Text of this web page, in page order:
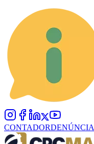
CONTADORDENÚNCIA